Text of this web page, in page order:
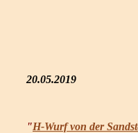
20.05.2019
"H-Wurf von der